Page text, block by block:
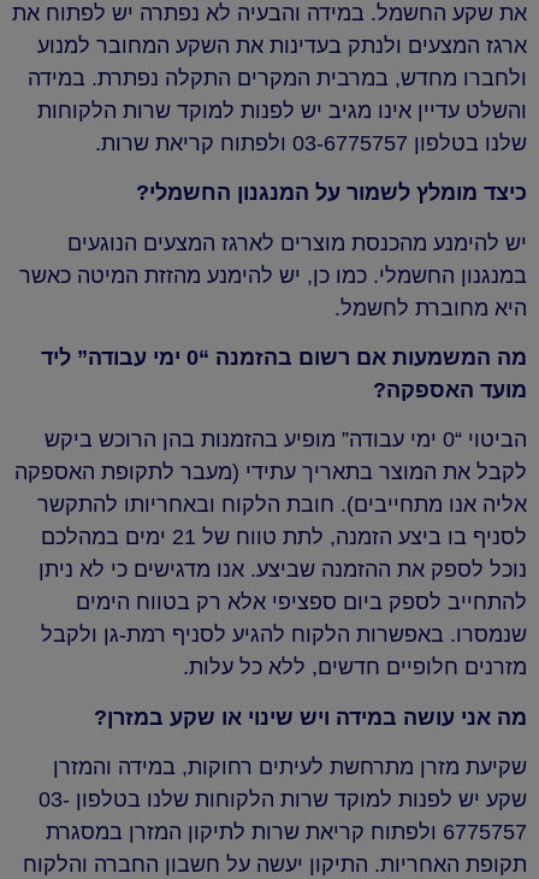
את שקע החשמל. במידה והבעיה לא נפתרה יש לפתוח את
ארגז המצעים ולנתק בעדינות את השקע המחובר למנוע
ולחברו מחדש, במרבית המקרים התקלה נפתרת. במידה
והשלט עדיין אינו מגיב יש לפנות למוקד שרות הלקוחות
שלנו בטלפון 03-6775757 ולפתוח קריאת שרות.
כיצד מומלץ לשמור על המנגנון החשמלי?
יש להימנע מהכנסת מוצרים לארגז המצעים הנוגעים
במנגנון החשמלי. כמו כן, יש להימנע מהזזת המיטה כאשר
היא מחוברת לחשמל.
מה המשמעות אם רשום בהזמנה “0 ימי עבודה” ליד
מועד האספקה?
הביטוי “0 ימי עבודה” מופיע בהזמנות בהן הרוכש ביקש
לקבל את המוצר בתאריך עתידי (מעבר לתקופת האספקה
אליה אנו מתחייבים). חובת הלקוח ובאחריותו להתקשר
לסניף בו ביצע הזמנה, לתת טווח של 21 ימים במהלכם
נוכל לספק את ההזמנה שביצע. אנו מדגישים כי לא ניתן
להתחייב לספק ביום ספציפי אלא רק בטווח הימים
שנמסרו. באפשרות הלקוח להגיע לסניף רמת-גן ולקבל
מזרנים חלופיים חדשים, ללא כל עלות.
מה אני עושה במידה ויש שינוי או שקע במזרן?
שקיעת מזרן מתרחשת לעיתים רחוקות, במידה והמזרן
שקע יש לפנות למוקד שרות הלקוחות שלנו בטלפון 03-
6775757 ולפתוח קריאת שרות לתיקון המזרן במסגרת
תקופת האחריות. התיקון יעשה על חשבון החברה והלקוח